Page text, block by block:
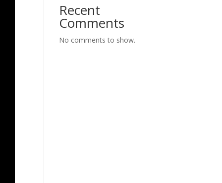
Recent
Comments
No comments to show.